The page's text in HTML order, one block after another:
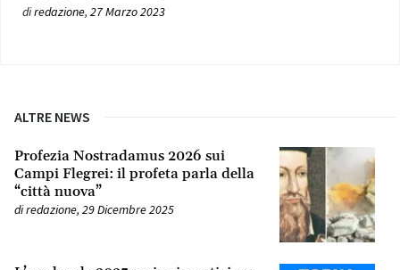
diredazione, 27 Marzo 2023
ALTRE NEWS
Profezia Nostradamus 2026 sui
Campi Flegrei: il profeta parla della
“città nuova”
diredazione, 29 Dicembre 2025